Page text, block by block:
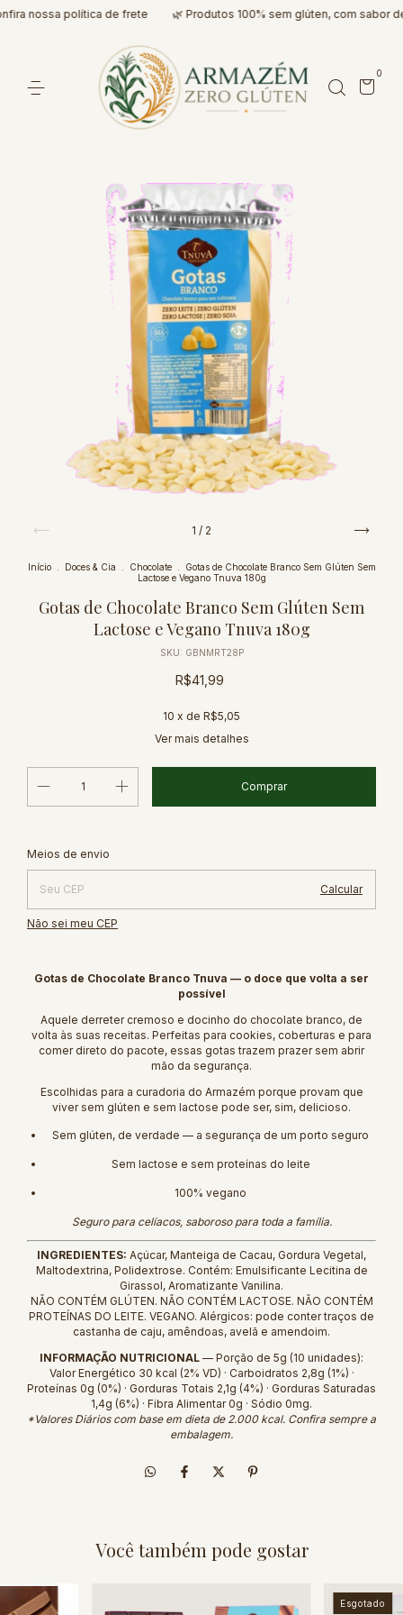
nossa política de frete 🌿 Produtos 100% sem glúten, com sabor de
0
1 / 2
Início . Doces & Cia . Chocolate .
Gotas de Chocolate Branco Sem Glúten Sem
Lactose e Vegano Tnuva 180g
Gotas de Chocolate Branco Sem Glúten Sem
Lactose e Vegano Tnuva 180g
SKU: GBNMRT28P
R$41,99
10 x de R$5,05
Ver mais detalhes
Entregas para o CEP:
Meios de envio
Calcular
Não sei meu CEP
Gotas de Chocolate Branco Tnuva — o doce que volta a ser
possível
Aquele derreter cremoso e docinho do chocolate branco, de
volta às suas receitas. Perfeitas para cookies, coberturas e para
comer direto do pacote, essas gotas trazem prazer sem abrir
mão da segurança.
Escolhidas para a curadoria do Armazém porque provam que
viver sem glúten e sem lactose pode ser, sim, delicioso.
Sem glúten, de verdade — a segurança de um porto seguro
Sem lactose e sem proteínas do leite
100% vegano
Seguro para celíacos, saboroso para toda a família.
INGREDIENTES: Açúcar, Manteiga de Cacau, Gordura Vegetal,
Maltodextrina, Polidextrose. Contém: Emulsificante Lecitina de
Girassol, Aromatizante Vanilina.
NÃO CONTÉM GLÚTEN. NÃO CONTÉM LACTOSE. NÃO CONTÉM
PROTEÍNAS DO LEITE. VEGANO. Alérgicos: pode conter traços de
castanha de caju, amêndoas, avelã e amendoim.
INFORMAÇÃO NUTRICIONAL — Porção de 5g (10 unidades):
Valor Energético 30 kcal (2% VD) · Carboidratos 2,8g (1%) ·
Proteínas 0g (0%) · Gorduras Totais 2,1g (4%) · Gorduras Saturadas
1,4g (6%) · Fibra Alimentar 0g · Sódio 0mg.
*Valores Diários com base em dieta de 2.000 kcal. Confira sempre a
embalagem.
Você também pode gostar
Esgotado